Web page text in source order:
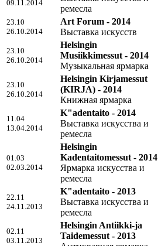
09.11.2014
ремесла
23.10
26.10.2014
Art Forum - 2014
Выставка искусств
23.10
26.10.2014
Helsingin
Musiikkimessut - 2014
Музыкальная ярмарка
23.10
26.10.2014
Helsingin Kirjamessut
(KIRJA) - 2014
Книжная ярмарка
11.04
13.04.2014
K"adentaito - 2014
Выставка искусства и
ремесла
01.03
02.03.2014
Helsingin
Kadentaitomessut - 2014
Ярмарка искусства и
ремесла
22.11
24.11.2013
K"adentaito - 2013
Выставка искусства и
ремесла
02.11
03.11.2013
Helsingin Antiikki-ja
Taidemessut - 2013